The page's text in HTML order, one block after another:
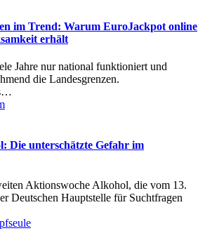
im Trend: Warum EuroJackpot online
erhält
Jahre nur national funktioniert und
die Landesgrenzen.
Die unterschätzte Gefahr im
Aktionswoche Alkohol, die vom 13.
Deutschen Hauptstelle für Suchtfragen